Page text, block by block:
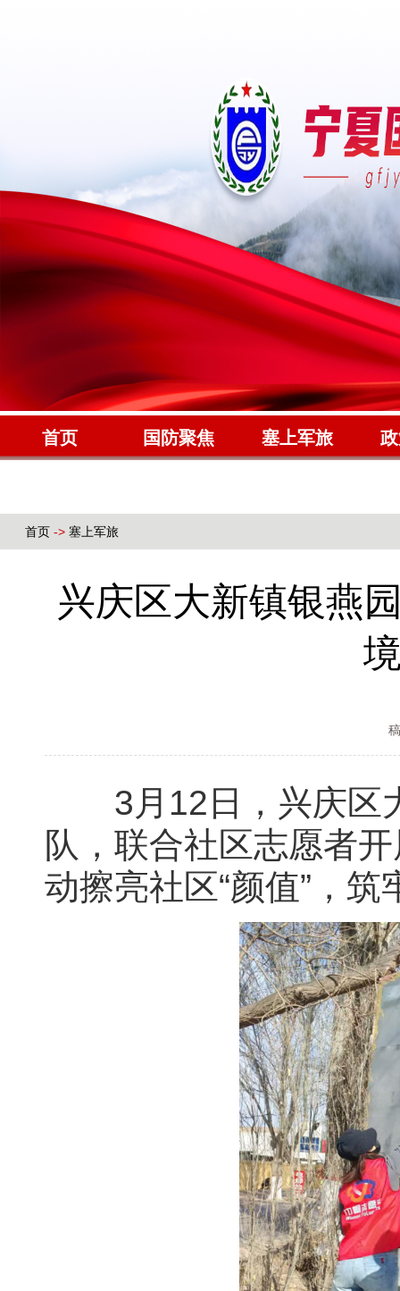
首页 国防聚焦 塞上军旅
首页 -> 塞上军旅
兴庆区大新镇银燕
3月12日，兴庆区大
队，联合社区志愿者
动擦亮社区“颜值”，